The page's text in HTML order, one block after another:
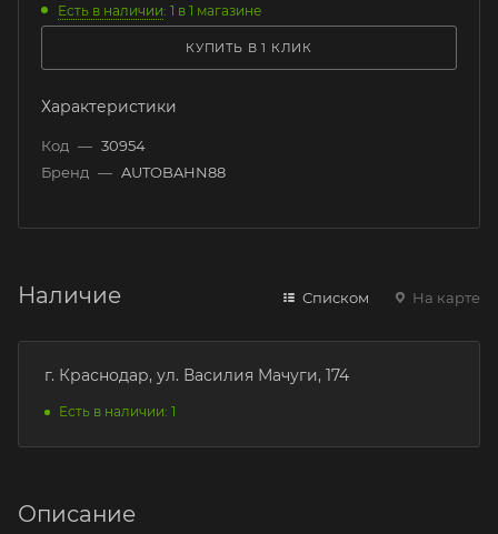
Есть в наличии: 1 в 1 магазине
КУПИТЬ В 1 КЛИК
Характеристики
Код — 30954
Бренд — AUTOBAHN88
Наличие Списком На карте
г. Краснодар, ул. Василия Мачуги, 174
Есть в наличии: 1
Описание